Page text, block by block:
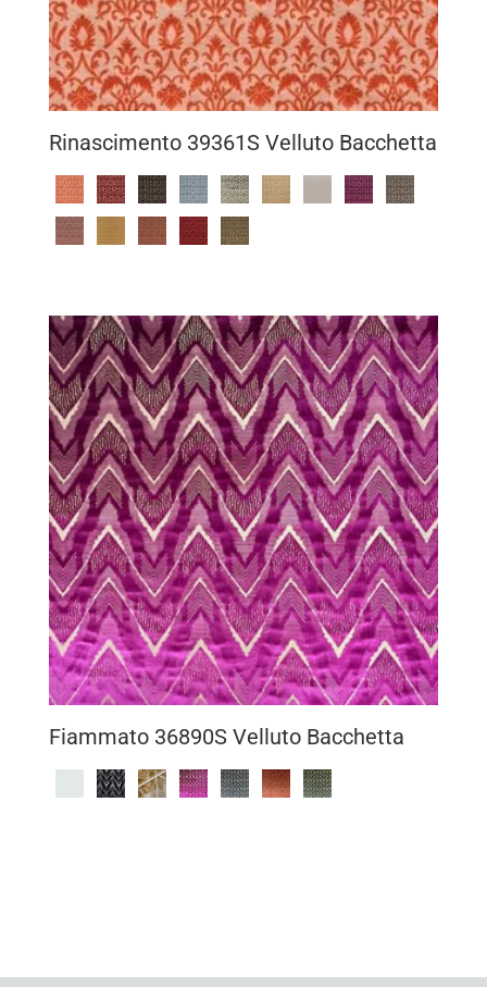
Rinascimento 39361S Velluto Bacchetta
Fiammato 36890S Velluto Bacchetta